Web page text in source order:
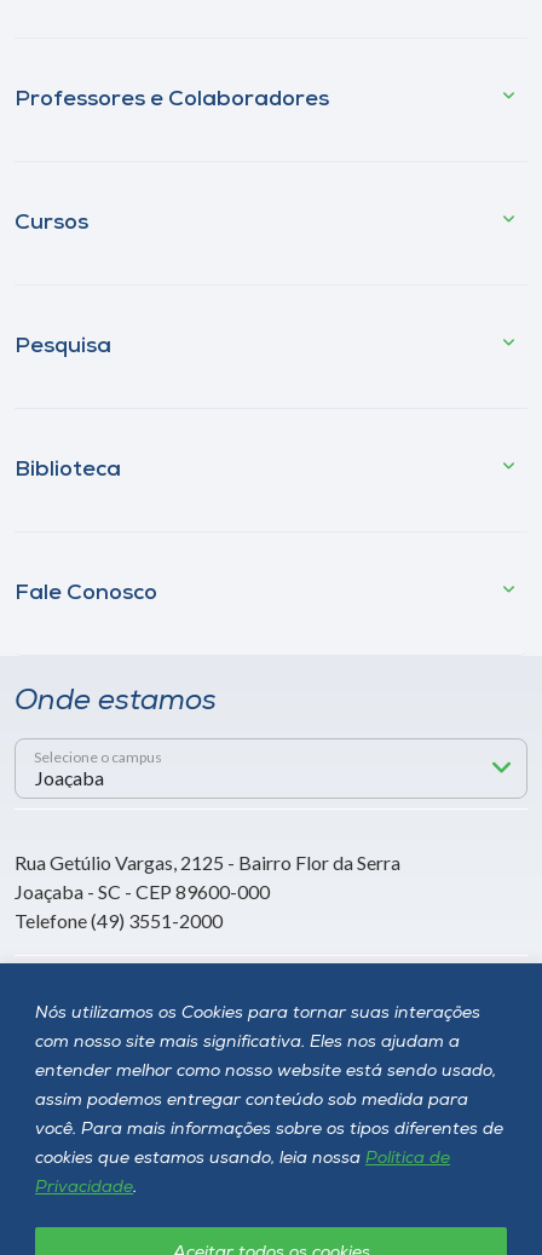
Nós utilizamos os Cookies para tornar suas interações
com nosso site mais significativa. Eles nos ajudam a
entender melhor como nosso website está sendo usado,
assim podemos entregar conteúdo sob medida para
você. Para mais informações sobre os tipos diferentes de
cookies que estamos usando, leia nossa Política de
Privacidade.
Professores e Colaboradores
Cursos
Pesquisa
Biblioteca
Fale Conosco
Onde estamos
Selecione o campus
Rua Getúlio Vargas, 2125 - Bairro Flor da Serra
Joaçaba - SC - CEP 89600-000
Telefone (49) 3551-2000
Siga a Unoesc